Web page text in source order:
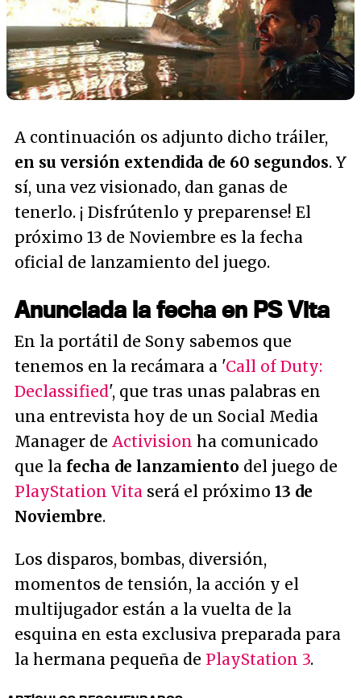
A continuación os adjunto dicho tráiler,
en su versión extendida de 60 segundos. Y
sí, una vez visionado, dan ganas de
tenerlo. ¡ Disfrútenlo y preparense! El
próximo 13 de Noviembre es la fecha
oficial de lanzamiento del juego.
Anunciada la fecha en PS Vita
En la portátil de Sony sabemos que
tenemos en la recámara a 'Call of Duty:
Declassified', que tras unas palabras en
una entrevista hoy de un Social Media
Manager de Activision ha comunicado
que la fecha de lanzamiento del juego de
PlayStation Vita será el próximo 13 de
Noviembre.
Los disparos, bombas, diversión,
momentos de tensión, la acción y el
multijugador están a la vuelta de la
esquina en esta exclusiva preparada para
la hermana pequeña de PlayStation 3.